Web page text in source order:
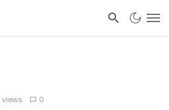
views 0